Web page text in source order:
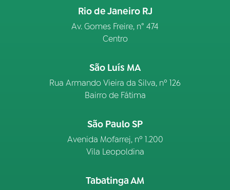
Rio de Janeiro RJ
Av. Gomes Freire, n° 474
Centro
São Luís MA
Rua Armando Vieira da Silva, nº 126
Bairro de Fátima
São Paulo SP
Avenida Mofarrej, nº 1.200
Vila Leopoldina
Tabatinga AM